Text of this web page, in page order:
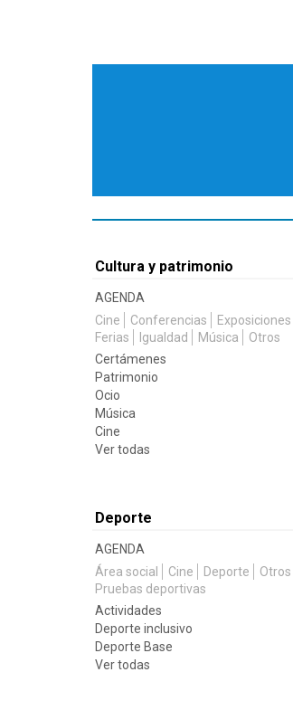
Cultura y patrimonio
AGENDA
Cine
Conferencias
Exposiciones
Ferias
Igualdad Música
Otros
Certámenes
Patrimonio
Ocio
Música
Cine
Ver todas
Deporte
AGENDA
Área social
Cine Deporte
Otros
Pruebas deportivas
Actividades
Deporte inclusivo
Deporte Base
Ver todas